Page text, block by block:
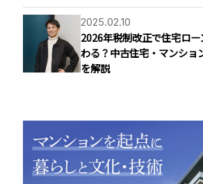
2025.02.10
2026年税制改正で住宅ロ
わる？中古住宅・マンショ
を解説